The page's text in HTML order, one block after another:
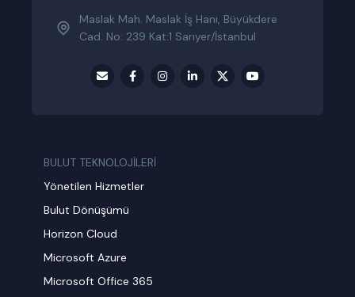
Maslak Mah. Maslak İş Hanı, Büyükdere
Cad. No: 239 Kat:1 Sarıyer/İstanbul
BULUT TEKNOLOJİLERİ
Yönetilen Hizmetler
Bulut Dönüşümü
Horizon Cloud
Microsoft Azure
Microsoft Office 365